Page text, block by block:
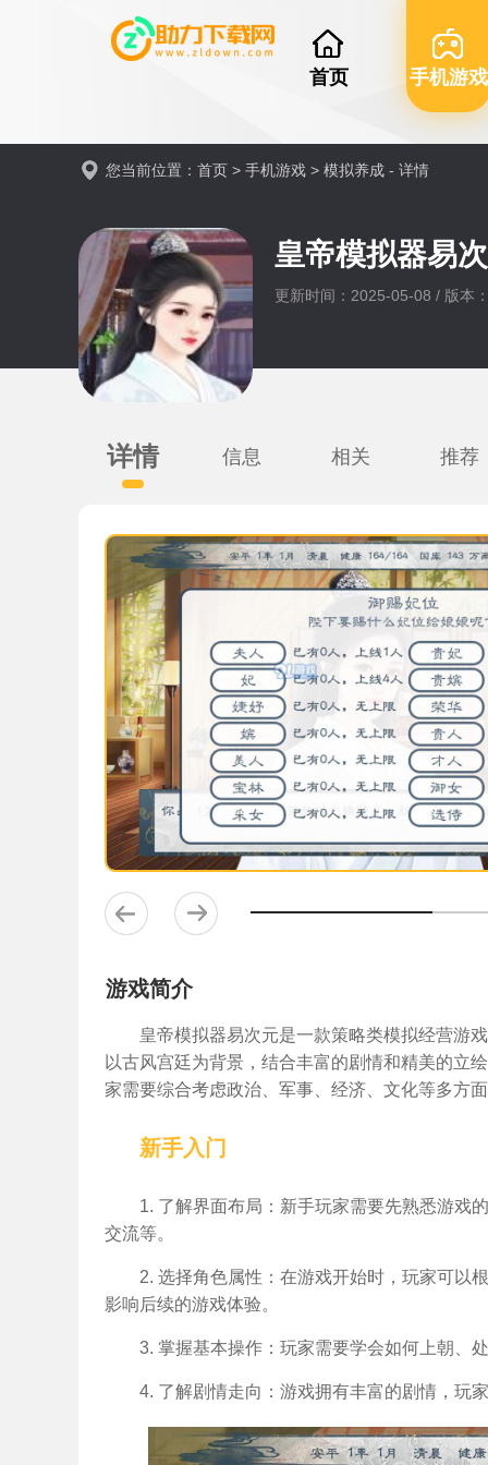
首页 手机游戏
您当前位置： 首页 > 手机游戏 > 模拟养成 - 详情
皇帝模拟器易
更新时间：2025-05-08 / 版本
详情 信息 相关 推荐
游戏简介
皇帝模拟器易次元是一款策略类模拟经营游
以古风宫廷为背景，结合丰富的剧情和精美的立
家需要综合考虑政治、军事、经济、文化等多方
新手入门
1. 了解界面布局：新手玩家需要先熟悉游戏
交流等。
2. 选择角色属性：在游戏开始时，玩家可以
影响后续的游戏体验。
3. 掌握基本操作：玩家需要学会如何上朝、
4. 了解剧情走向：游戏拥有丰富的剧情，玩